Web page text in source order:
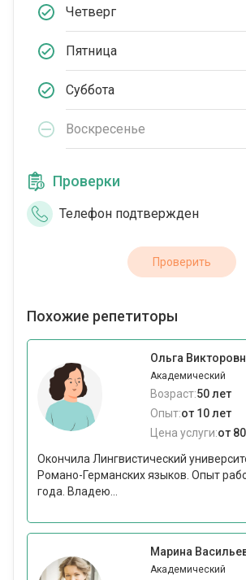
Четверг
Пятница
Суббота
Воскресенье
Проверки
Телефон подтвержден
Проверить
Похожие репетиторы
Ольга
Академический
Возраст:50 лет
Опыт:от 10 лет
Цена услуги:от
Окончила Лингвистический
Романо-Германских языков. Опыт
года. Владею...
Марина
Академический